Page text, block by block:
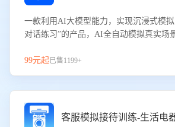
一款利用AI大模型能力，实现沉浸式模
对话练习”的产品，AI全自动模拟真实场
服能力。
99元起已售1199+
客服模拟接待训练-生活电